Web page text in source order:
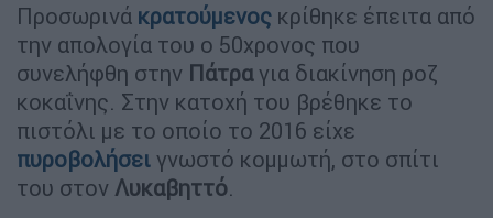
Προσωρινά κρατούμενος κρίθηκε έπειτα από
την απολογία του ο 50χρονος που
συνελήφθη στην Πάτραγια διακίνηση ροζ
κοκαΐνης. Στην κατοχή του βρέθηκε το
πιστόλι με το οποίο το 2016 είχε
πυροβολήσει γνωστό κομμωτή, στο σπίτι
του στον Λυκαβηττό.